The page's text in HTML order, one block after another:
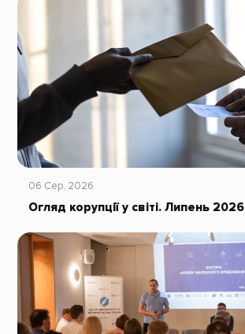
06 Сер, 2026
Огляд корупції у світі. Липень 2026